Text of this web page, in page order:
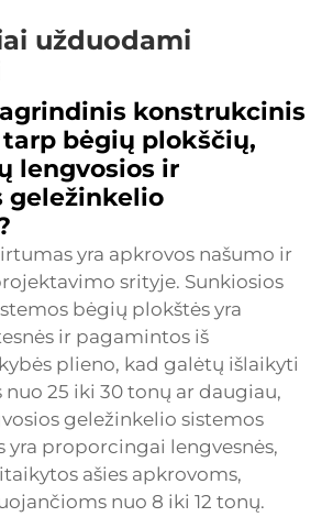
užduodami
konstrukcinis
bėgių plokščių,
lengvosios ir
geležinkelio
yra apkrovos našumo ir
srityje. Sunkiosios
bėgių plokštės yra
ir pagamintos iš
plieno, kad galėtų išlaikyti
nuo 25 iki 30 tonų ar daugiau,
geležinkelio sistemos
yra proporcingai lengvesnės,
ašies apkrovoms,
nuo 8 iki 12 tonų.